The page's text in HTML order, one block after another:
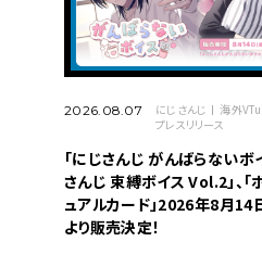
2026.08.07 にじさんじ
海外
プレスリリース
「にじさんじ がんばらないボ
さんじ 束縛ボイス Vol.2」、「
ュアルカード」2026年8月
より販売決定！